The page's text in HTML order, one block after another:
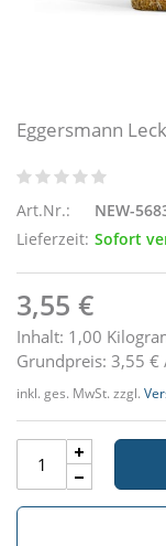
Eggersmann
Art.Nr.:
NEW-
Lieferzeit: Sofort
3,55 €
Inhalt: 1,00
Grundpreis: 3,55
inkl. ges. MwSt. zzgl.